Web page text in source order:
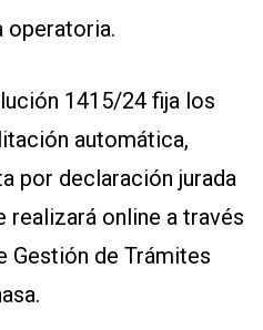
operatoria.
1415/24 fija los
automática,
por declaración jurada
realizará online a través
Gestión de Trámites